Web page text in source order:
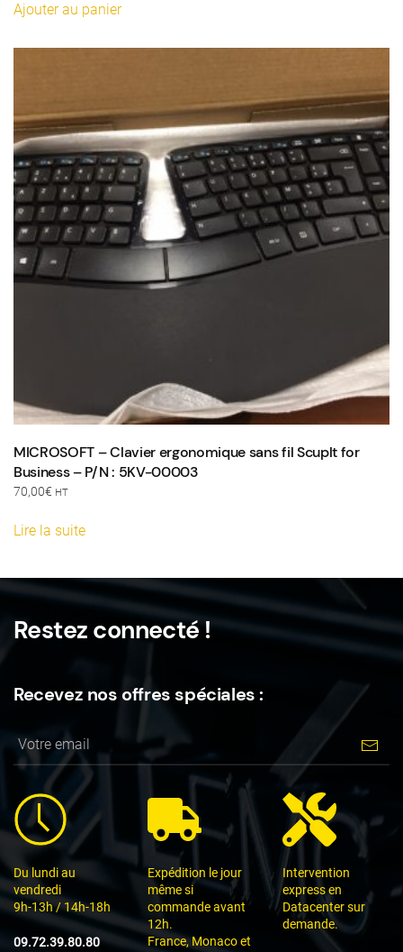
Ajouter au panier
MICROSOFT – Clavier ergonomique sans fil Scuplt for
Business – P/N : 5KV-00003
70,00€ HT
Lire la suite
Restez connecté !
Recevez nos offres spéciales :
Du lundi au
vendredi
9h-13h / 14h-18h
09.72.39.80.80
Expédition le jour
même si
commande avant
12h.
France, Monaco et
Intervention
express en
Datacenter sur
demande.